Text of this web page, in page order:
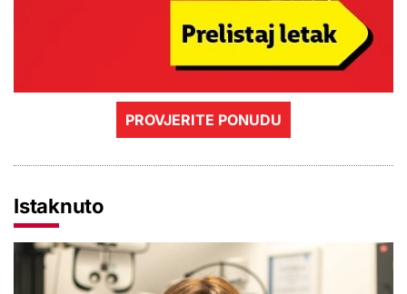
PROVJERITE PONUDU
Istaknuto